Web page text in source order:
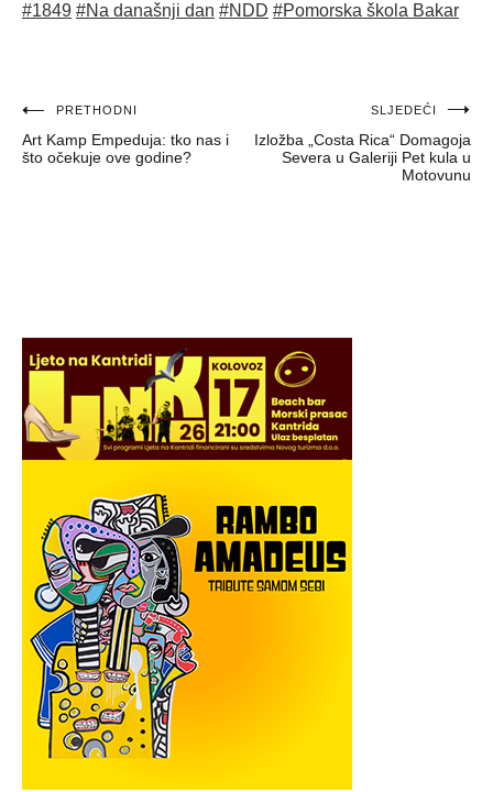
#1849 #Na današnji dan #NDD #Pomorska škola Bakar
Navigacija
objava
PRETHODNI
Art Kamp Empeduja: tko nas i
što očekuje ove godine?
SLJEDEĆI
Izložba „Costa Rica“ Domagoja
Severa u Galeriji Pet kula u
Motovunu